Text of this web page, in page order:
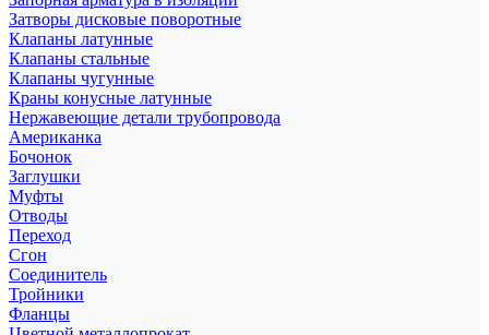
Затворы дисковые поворотные
Клапаны латунные
Клапаны стальные
Клапаны чугунные
Краны конусные латунные
Нержавеющие детали трубопровода
Американка
Бочонок
Заглушки
Муфты
Отводы
Переход
Сгон
Соединитель
Тройники
Фланцы